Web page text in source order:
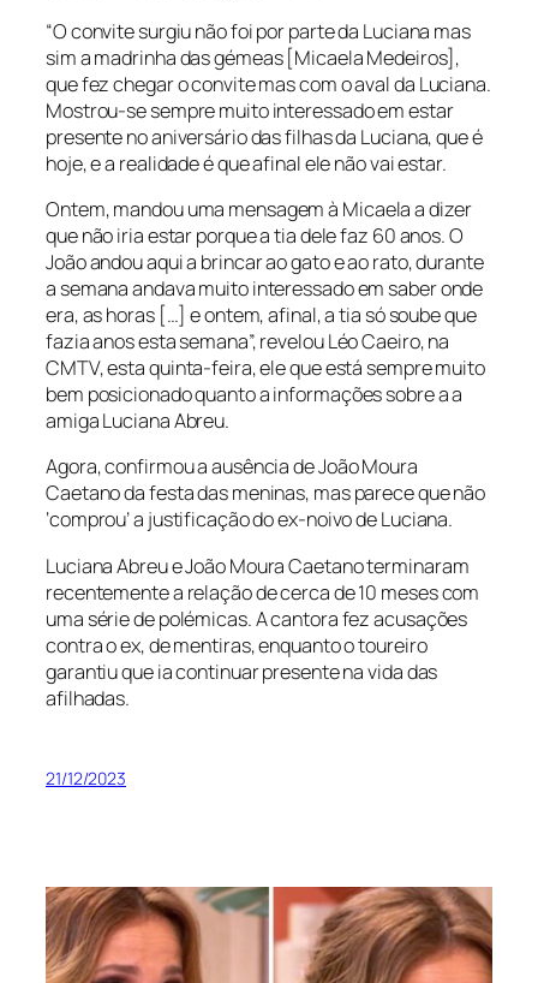
“O convite surgiu não foi por parte da Luciana mas
sim a madrinha das gémeas [Micaela Medeiros],
que fez chegar o convite mas com o aval da Luciana.
Mostrou-se sempre muito interessado em estar
presente no aniversário das filhas da Luciana, que é
hoje, e a realidade é que afinal ele não vai estar.
Ontem, mandou uma mensagem à Micaela a dizer
que não iria estar porque a tia dele faz 60 anos. O
João andou aqui a brincar ao gato e ao rato, durante
a semana andava muito interessado em saber onde
era, as horas […] e ontem, afinal, a tia só soube que
fazia anos esta semana”, revelou Léo Caeiro, na
CMTV, esta quinta-feira, ele que está sempre muito
bem posicionado quanto a informações sobre a a
amiga Luciana Abreu.
Agora, confirmou a ausência de João Moura
Caetano da festa das meninas, mas parece que não
‘comprou’ a justificação do ex-noivo de Luciana.
Luciana Abreu e João Moura Caetano terminaram
recentemente a relação de cerca de 10 meses com
uma série de polémicas. A cantora fez acusações
contra o ex, de mentiras, enquanto o toureiro
garantiu que ia continuar presente na vida das
afilhadas.
21/12/2023